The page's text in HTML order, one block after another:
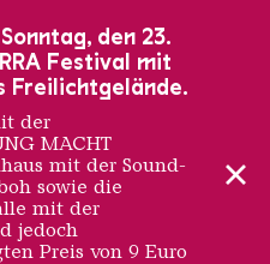
den 23.
Festival mit
Freilichtgelände.
der
MACHT
mit der Sound-
sowie die
mit der
jedoch
Preis von 9 Euro